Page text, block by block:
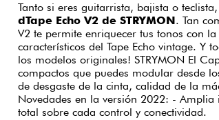
Tanto si eres guitarrista, bajista o
dTape Echo V2 de STRYMON. Tan
V2 te permite enriquecer tus tonos con
característicos del Tape Echo vintage. Y
los modelos originales! STRYMON El
compactos que puedes modular desde
de desgaste de la cinta, calidad de la
Novedades en la versión 2022: -
total sobre cada control y conectividad.